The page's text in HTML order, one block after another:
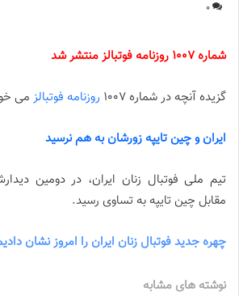
0
شماره 1007 روزنامه فوتبالز منتشر شد
گزیده آنچه در شماره 1007 روزنامه فوتبالز می
ايران و چين تايپه زورشان به هم نرسيد
تيم ملى فوتبال زنان ايران، در دومين
مقابل چين تايپه به تساوى رسيد.
چهره جدید فوتبال زنان ایران را امروز نشان
نوشته های مشابه